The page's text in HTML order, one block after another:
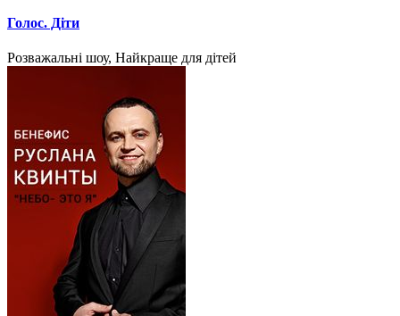
Голос. Діти
Розважальні шоу, Найкраще для дітей